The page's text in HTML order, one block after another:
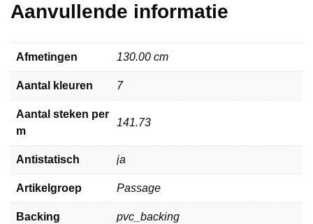
Aanvullende informatie
Afmetingen 130.00 cm
Aantal kleuren 7
Aantal steken per
m
141.73
Antistatisch ja
Artikelgroep Passage
Backing pvc_backing